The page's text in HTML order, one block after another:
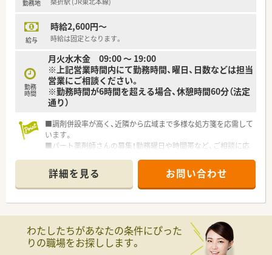
■日用品から常備薬まで、従業員割引制度など嬉しいメリットも
勤務地
給与
時給2,600円～
時給は固定となります。
勤務
時間
月火水木金 09:00 ～ 19:00
※上記営業時間内にて勤務時間、曜日、日数などは担当
営業にご相談ください。
※勤務時間が6時間を超える場合、休憩時間60分（法定
通り）
■調剤併設率が高く、近隣から広域まで多様な処方箋を応需して
います。
■パート薬剤師さんの募集！勤務曜日や時間帯など、ご相談に応
■患者様を温かく迎え、信頼をいただける薬局作りを大切にして
います。
■面受けで薬剤師としての腕を磨けます。常時複数薬剤師の体
制で安心です。
■全方面で地域医療に貢献したい、そんな方にお勧めの企業で
す。
詳細を見る お問い合わせ
わたしたちがあなたの条件にぴった
りの職場をお探しします。